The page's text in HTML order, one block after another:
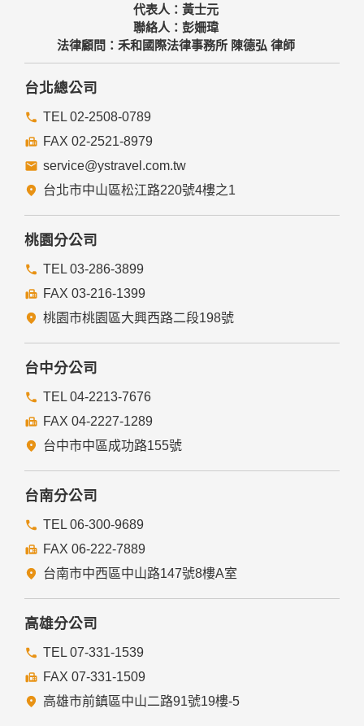
代表人：黃士元
聯絡人：彭姍瑋
法律顧問：禾和國際法律事務所 陳德弘 律師
台北總公司
TEL 02-2508-0789
FAX 02-2521-8979
service@ystravel.com.tw
台北市中山區松江路220號4樓之1
桃園分公司
TEL 03-286-3899
FAX 03-216-1399
桃園市桃園區大興西路二段198號
台中分公司
TEL 04-2213-7676
FAX 04-2227-1289
台中市中區成功路155號
台南分公司
TEL 06-300-9689
FAX 06-222-7889
台南市中西區中山路147號8樓A室
高雄分公司
TEL 07-331-1539
FAX 07-331-1509
高雄市前鎮區中山二路91號19樓-5